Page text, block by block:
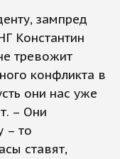
зампред
Константин
тревожит
конфликта в
они нас уже
– Они
– то
ставят,